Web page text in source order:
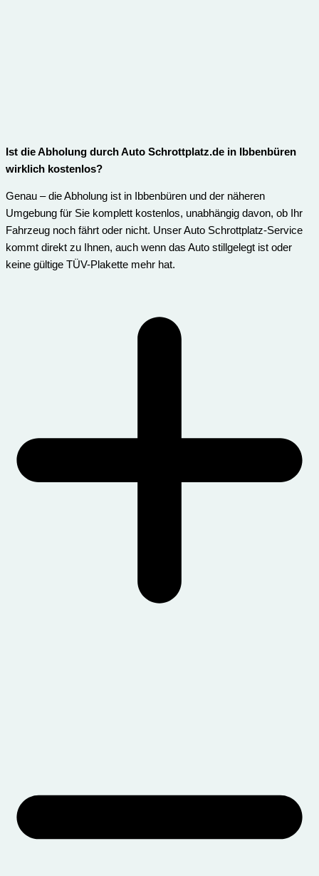
Ist die Abholung durch Auto Schrottplatz.de in Ibbenbüren
wirklich kostenlos?
Genau – die Abholung ist in Ibbenbüren und der näheren
Umgebung für Sie komplett kostenlos, unabhängig davon, ob Ihr
Fahrzeug noch fährt oder nicht. Unser Auto Schrottplatz-Service
kommt direkt zu Ihnen, auch wenn das Auto stillgelegt ist oder
keine gültige TÜV-Plakette mehr hat.